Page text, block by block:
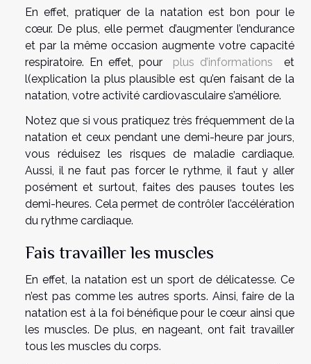
En effet, pratiquer de la natation est bon pour le
cœur. De plus, elle permet d’augmenter l’endurance
et par la même occasion augmente votre capacité
respiratoire. En effet, pour plus d’informations et
l(explication la plus plausible est qu’en faisant de la
natation, votre activité cardiovasculaire s’améliore.
Notez que si vous pratiquez très fréquemment de la
natation et ceux pendant une demi-heure par jours,
vous réduisez les risques de maladie cardiaque.
Aussi, il ne faut pas forcer le rythme, il faut y aller
posément et surtout, faites des pauses toutes les
demi-heures. Cela permet de contrôler l’accélération
du rythme cardiaque.
Fais travailler les muscles
En effet, la natation est un sport de délicatesse. Ce
n’est pas comme les autres sports. Ainsi, faire de la
natation est à la foi bénéfique pour le cœur ainsi que
les muscles. De plus, en nageant, ont fait travailler
tous les muscles du corps.